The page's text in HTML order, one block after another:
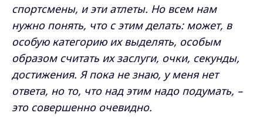
спортсмены, и эти атлеты. Но всем нам
нужно понять, что с этим делать: может, в
особую категорию их выделять, особым
образом считать их заслуги, очки, секунды,
достижения. Я пока не знаю, у меня нет
ответа, но то, что над этим надо подумать, –
это совершенно очевидно.